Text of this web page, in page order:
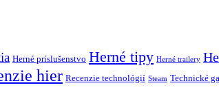
Herné príslušenstvo Herné tipy Herné trailery
hier Recenzie technológií Steam Technické